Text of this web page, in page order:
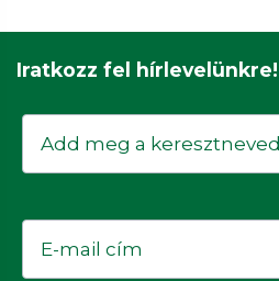
Iratkozz fel hírlevelünkre!
Keresztnév
Email